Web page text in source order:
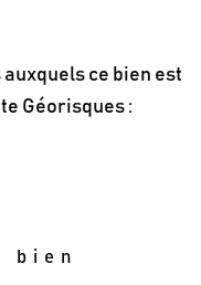
ce bien est
Géorisques :
bien